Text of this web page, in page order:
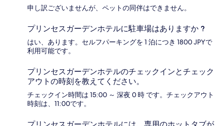
申し訳ございませんが、ペットの同伴はできません。
プリンセスガーデンホテルに駐車場はありますか ?
はい、あります。セルフパーキングを 1 泊につき 1800 JPYで
利用可能です。
プリンセスガーデンホテルのチェックインとチェック
アウトの時刻を教えてください。
チェックイン時間は 15:00 ～ 深夜 0 時 です。チェックアウト
時刻は、11:00です。